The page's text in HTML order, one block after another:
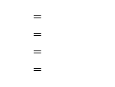
＝
＝
＝
＝